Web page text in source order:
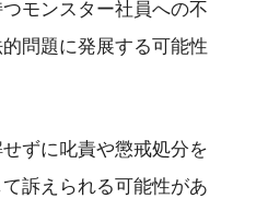
モンスター社員への不
問題に発展する可能性
ずに叱責や懲戒処分を
訴えられる可能性があ